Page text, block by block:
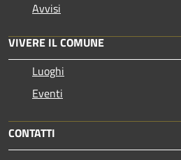
Avvisi
VIVERE IL COMUNE
Luoghi
Eventi
CONTATTI